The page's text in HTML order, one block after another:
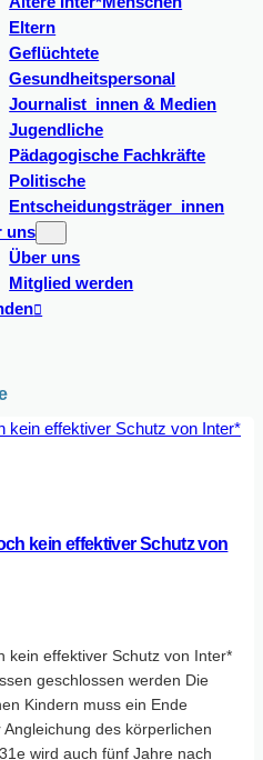
Eltern
Geflüchtete
Gesundheitspersonal
Journalist_innen & Medien
Jugendliche
Pädagogische Fachkräfte
Politische
Entscheidungsträger_innen
uns
Über uns
Mitglied werden
kein effektiver Schutz von
kein effektiver Schutz von Inter*
geschlossen werden Die
Kindern muss ein Ende
des körperlichen
wird auch fünf Jahre nach